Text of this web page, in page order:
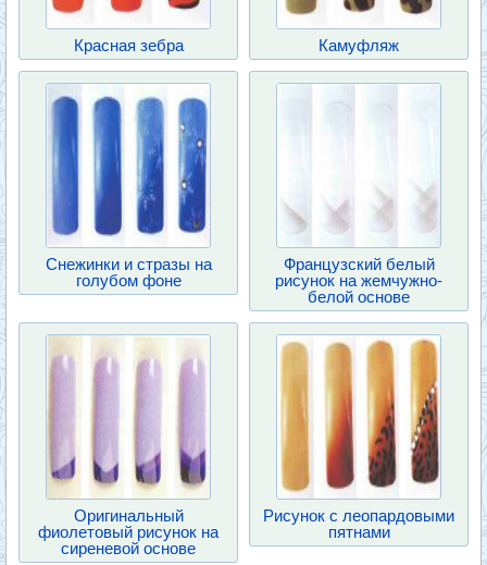
Красная зебра Камуфляж
Снежинки и стразы на
голубом фоне
Французский белый
рисунок на жемчужно-
белой основе
Оригинальный
фиолетовый рисунок на
сиреневой основе
Рисунок с леопардовыми
пятнами